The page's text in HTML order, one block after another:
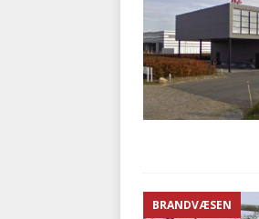
BRANDVÆSEN